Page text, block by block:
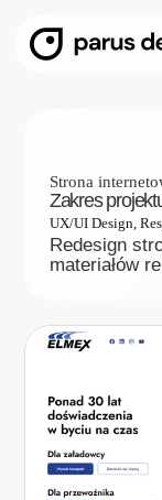
Strona
Zakres
UX/UI Design,
Redesign
materiałów